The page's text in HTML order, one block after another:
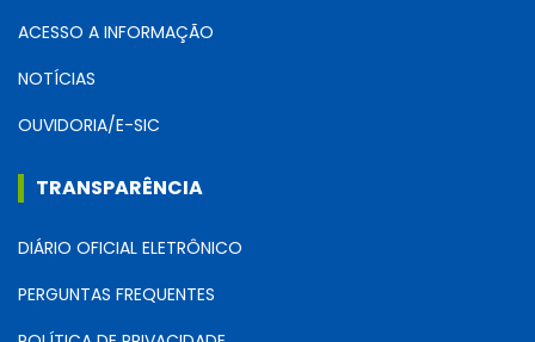
ACESSO A INFORMAÇÃO
NOTÍCIAS
OUVIDORIA/E-SIC
TRANSPARÊNCIA
DIÁRIO OFICIAL ELETRÔNICO
PERGUNTAS FREQUENTES